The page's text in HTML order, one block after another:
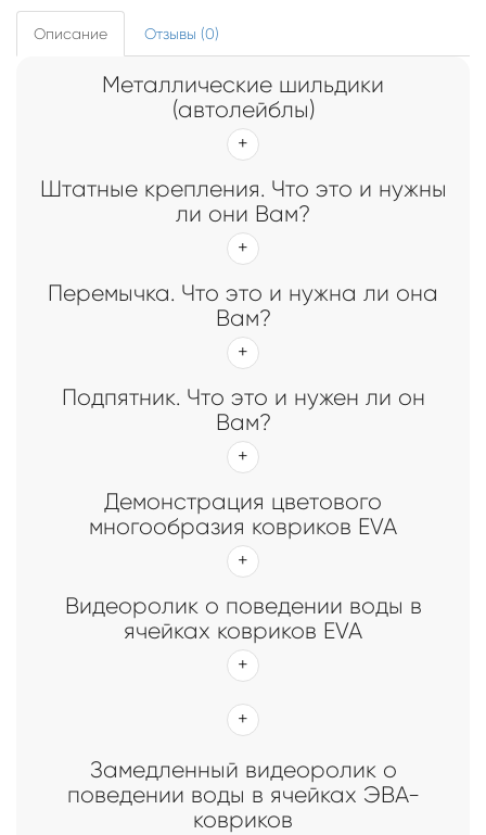
Описание Отзывы (0)
Металлические шильдики
(автолейблы)
Штатные крепления. Что это и нужны
ли они Вам?
Перемычка. Что это и нужна ли она
Вам?
Подпятник. Что это и нужен ли он
Вам?
Демонстрация цветового
многообразия ковриков EVA
Видеоролик о поведении воды в
ячейках ковриков EVA
Замедленный видеоролик о
поведении воды в ячейках ЭВА-
ковриков